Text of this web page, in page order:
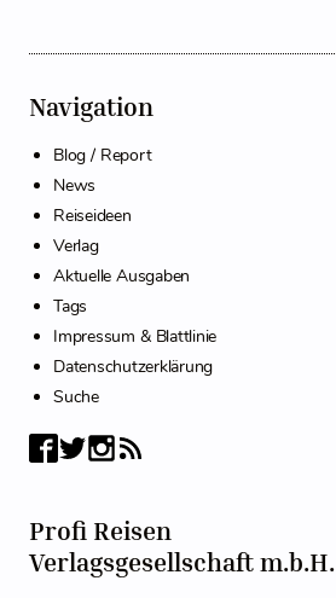
Navigation
Blog / Report
News
Reiseideen
Verlag
Aktuelle Ausgaben
Tags
Impressum & Blattlinie
Datenschutzerklärung
Suche
Profi Reisen
Verlagsgesellschaft m.b.H.